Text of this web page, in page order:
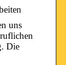
uns
Die